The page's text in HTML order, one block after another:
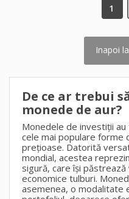
1
Inapoi
De ce ar trebui
monede de aur?
Monedele de investiții
cele mai populare forme
prețioase. Datorită
mondial, acestea
sigură, care își
economice tulburi.
asemenea, o modalitate